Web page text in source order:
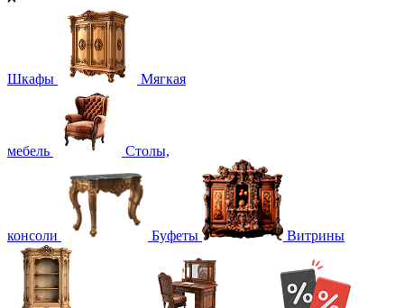
Шкафы Мягкая
мебель Столы,
консоли Буфеты Витрины